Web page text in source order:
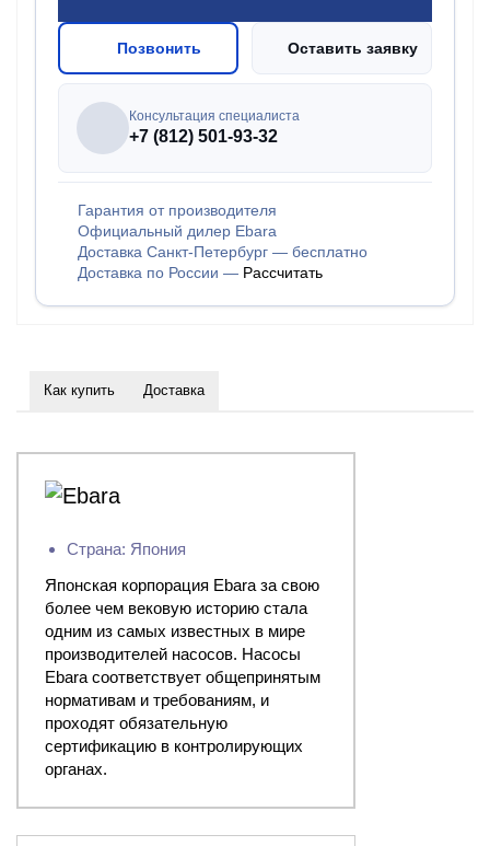
Позвонить Оставить заявку
Консультация специалиста
+7 (812) 501-93-32
Гарантия от производителя
Официальный дилер Ebara
Доставка Санкт-Петербург — бесплатно
Доставка по России — Рассчитать
Как купить Доставка
Страна: Япония
Японская корпорация Ebara за свою
более чем вековую историю стала
одним из самых известных в мире
производителей насосов. Насосы
Ebara соответствует общепринятым
нормативам и требованиям, и
проходят обязательную
сертификацию в контролирующих
органах.